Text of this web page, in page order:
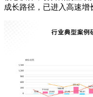
成长路径，已进入高速增